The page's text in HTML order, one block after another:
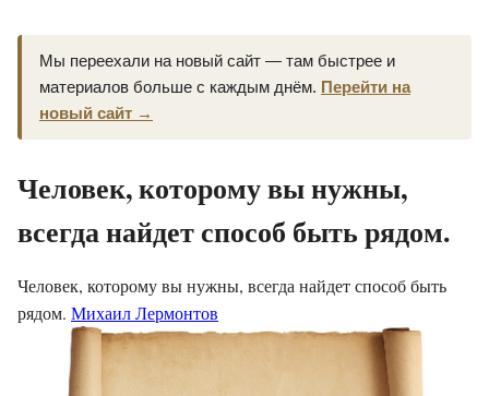
Мы переехали на новый сайт — там быстрее и
материалов больше с каждым днём. Перейти на
новый сайт →
Человек, которому вы нужны,
всегда найдет способ быть рядом.
Человек, которому вы нужны, всегда найдет способ быть
рядом. Михаил Лермонтов